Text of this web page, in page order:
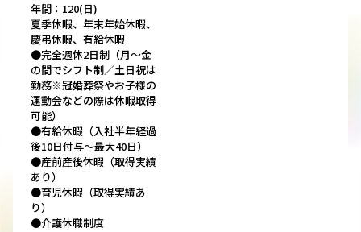
年間：120(日)
夏季休暇、年末年始休暇、
慶弔休暇、有給休暇
●完全週休2日制（月～金
の間でシフト制／土日祝は
勤務※冠婚葬祭やお子様の
運動会などの際は休暇取得
可能）
●有給休暇（入社半年経過
後10日付与～最大40日）
●産前産後休暇（取得実績
あり）
●育児休暇（取得実績あ
り）
●介護休職制度